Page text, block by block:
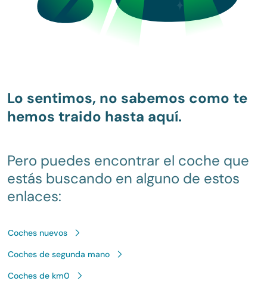
Lo sentimos, no sabemos como te
hemos traido hasta aquí.
Pero puedes encontrar el coche que
estás buscando en alguno de estos
enlaces:
Coches nuevos
Coches de segunda mano
Coches de km0